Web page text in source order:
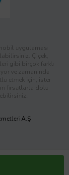
uygulaması
Çiçek,
gibi birçok farklı
ve zamanında
etmek için, ister
fırsatlarla dolu
A.Ş